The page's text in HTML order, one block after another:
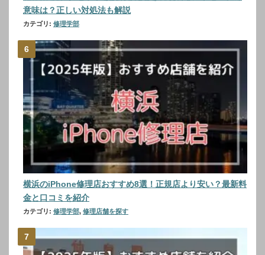
意味は？正しい対処法も解説
カテゴリ: 修理学部
横浜のiPhone修理店おすすめ8選！正規店より安い？最新料
金と口コミを紹介
カテゴリ: 修理学部, 修理店舗を探す